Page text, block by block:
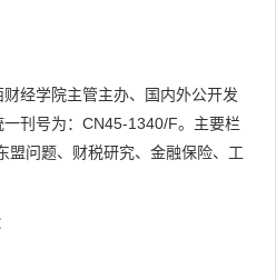
财经学院主管主办、国内外公开发
刊号为：CN45-1340/F。主要栏
盟问题、财税研究、金融保险、工